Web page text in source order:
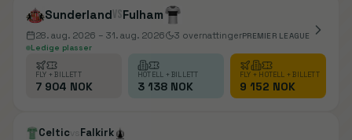
SunderlandvsFulham
28. aug. 2026 – 31. aug. 2026 3 overnattingerPREMIER LEAGUE
Ledige plasser
FLY + BILLETT
7 904 NOK
HOTELL + BILLETT
3 138 NOK
FLY + HOTELL + BILLETT
9 152 NOK
Celticvs Falkirk